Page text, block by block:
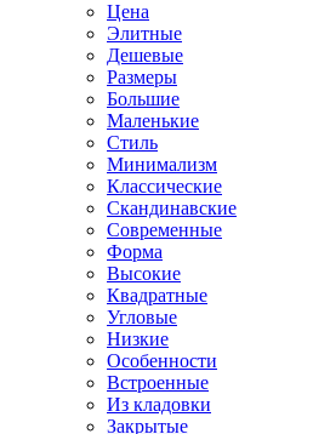
Цена
Элитные
Дешевые
Размеры
Большие
Маленькие
Стиль
Минимализм
Классические
Скандинавские
Современные
Форма
Высокие
Квадратные
Угловые
Низкие
Особенности
Встроенные
Из кладовки
Закрытые